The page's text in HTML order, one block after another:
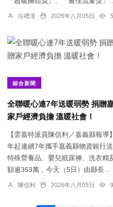
任禮清 2026年八月05日
綜合新聞
全聯暖心連7年送暖弱勢 捐贈
家戶經濟負擔 溫暖社會！
【雲嘉特派員陳信利／嘉義縣報
年起連續7年攜手嘉義縣物資銀行
特殊營養品、嬰兒紙尿褲、洗衣精
額逾353萬，今天（5日）由縣長...
陳信利 2026年八月05日